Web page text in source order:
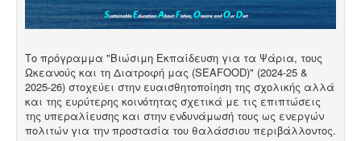
Το πρόγραμμα "Βιώσιμη Εκπαίδευση για τα Ψάρια, τους
Ωκεανούς και τη Διατροφή μας (SEAFOOD)" (2024-25 &
2025-26) στοχεύει στην ευαισθητοποίηση της σχολικής αλλά
και της ευρύτερης κοινότητας σχετικά με τις επιπτώσεις
της υπεραλίευσης και στην ενδυνάμωσή τους ως ενεργών
πολιτών για την προστασία του θαλάσσιου περιβάλλοντος.